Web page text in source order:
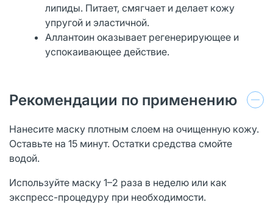
липиды. Питает, смягчает и делает кожу
упругой и эластичной.
Аллантоин оказывает регенерирующее и
успокаивающее действие.
Рекомендации по применению
Нанесите маску плотным слоем на очищенную кожу.
Оставьте на 15 минут. Остатки средства смойте
водой.
Используйте маску 1–2 раза в неделю или как
экспресс-процедуру при необходимости.